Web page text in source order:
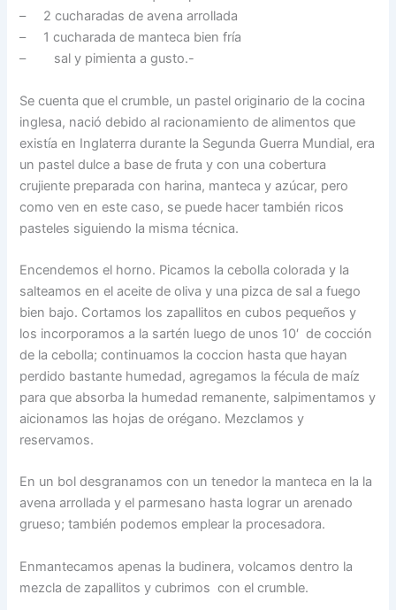
– 2 cucharadas de avena arrollada
– 1 cucharada de manteca bien fría
– sal y pimienta a gusto.-
Se cuenta que el crumble, un pastel originario de la cocina
inglesa, nació debido al racionamiento de alimentos que
existía en Inglaterra durante la Segunda Guerra Mundial, era
un pastel dulce a base de fruta y con una cobertura
crujiente preparada con harina, manteca y azúcar, pero
como ven en este caso, se puede hacer también ricos
pasteles siguiendo la misma técnica.
Encendemos el horno. Picamos la cebolla colorada y la
salteamos en el aceite de oliva y una pizca de sal a fuego
bien bajo. Cortamos los zapallitos en cubos pequeños y
los incorporamos a la sartén luego de unos 10′ de cocción
de la cebolla; continuamos la coccion hasta que hayan
perdido bastante humedad, agregamos la fécula de maíz
para que absorba la humedad remanente, salpimentamos y
aicionamos las hojas de orégano. Mezclamos y
reservamos.
En un bol desgranamos con un tenedor la manteca en la la
avena arrollada y el parmesano hasta lograr un arenado
grueso; también podemos emplear la procesadora.
Enmantecamos apenas la budinera, volcamos dentro la
mezcla de zapallitos y cubrimos con el crumble.